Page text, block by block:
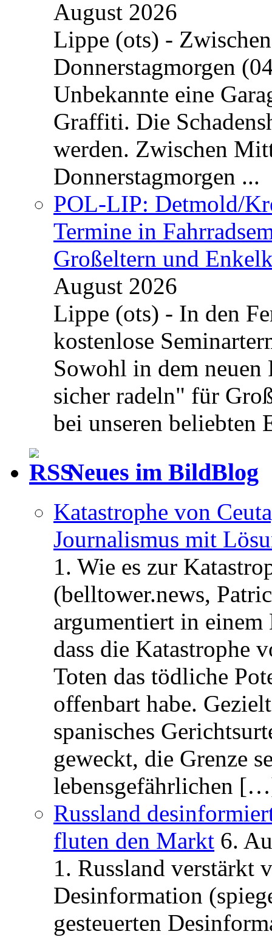
August 2026
Lippe (ots) -
Donnerstagmorgen
Unbekannte eine
Graffiti. Die
werden. Zwischen
Donnerstagmorgen ...
POL-LIP: Detmold/
Termine in
Großeltern und
August 2026
Lippe (ots) - In den
kostenlose
Sowohl in dem neuen
sicher radeln" für
bei unseren beliebten
Neues im BildBlog
Katastrophe von
Journalismus mit
1. Wie es zur
(belltower.news,
argumentiert in
dass die Katastrophe
Toten das tödliche
offenbart habe.
spanisches
geweckt, die Grenze
lebensgefährlichen
Russland
fluten den Markt 6.
1. Russland verstärkt
Desinformation
gesteuerten